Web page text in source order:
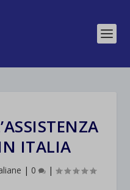
ITALIA
| 0 |